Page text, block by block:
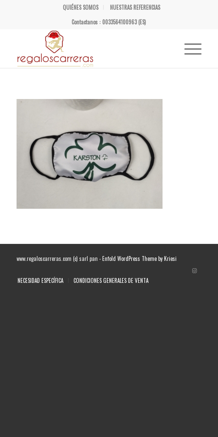
QUIÉNES SOMOS
NUESTRAS REFERENCIAS
Contactanos : 0033564100963 (ES)
www.regaloscarreras.com (c) sarl pan -Enfold WordPress Theme by Kriesi
NECESIDAD ESPECÍFICA CONDICIONES GENERALES DE VENTA